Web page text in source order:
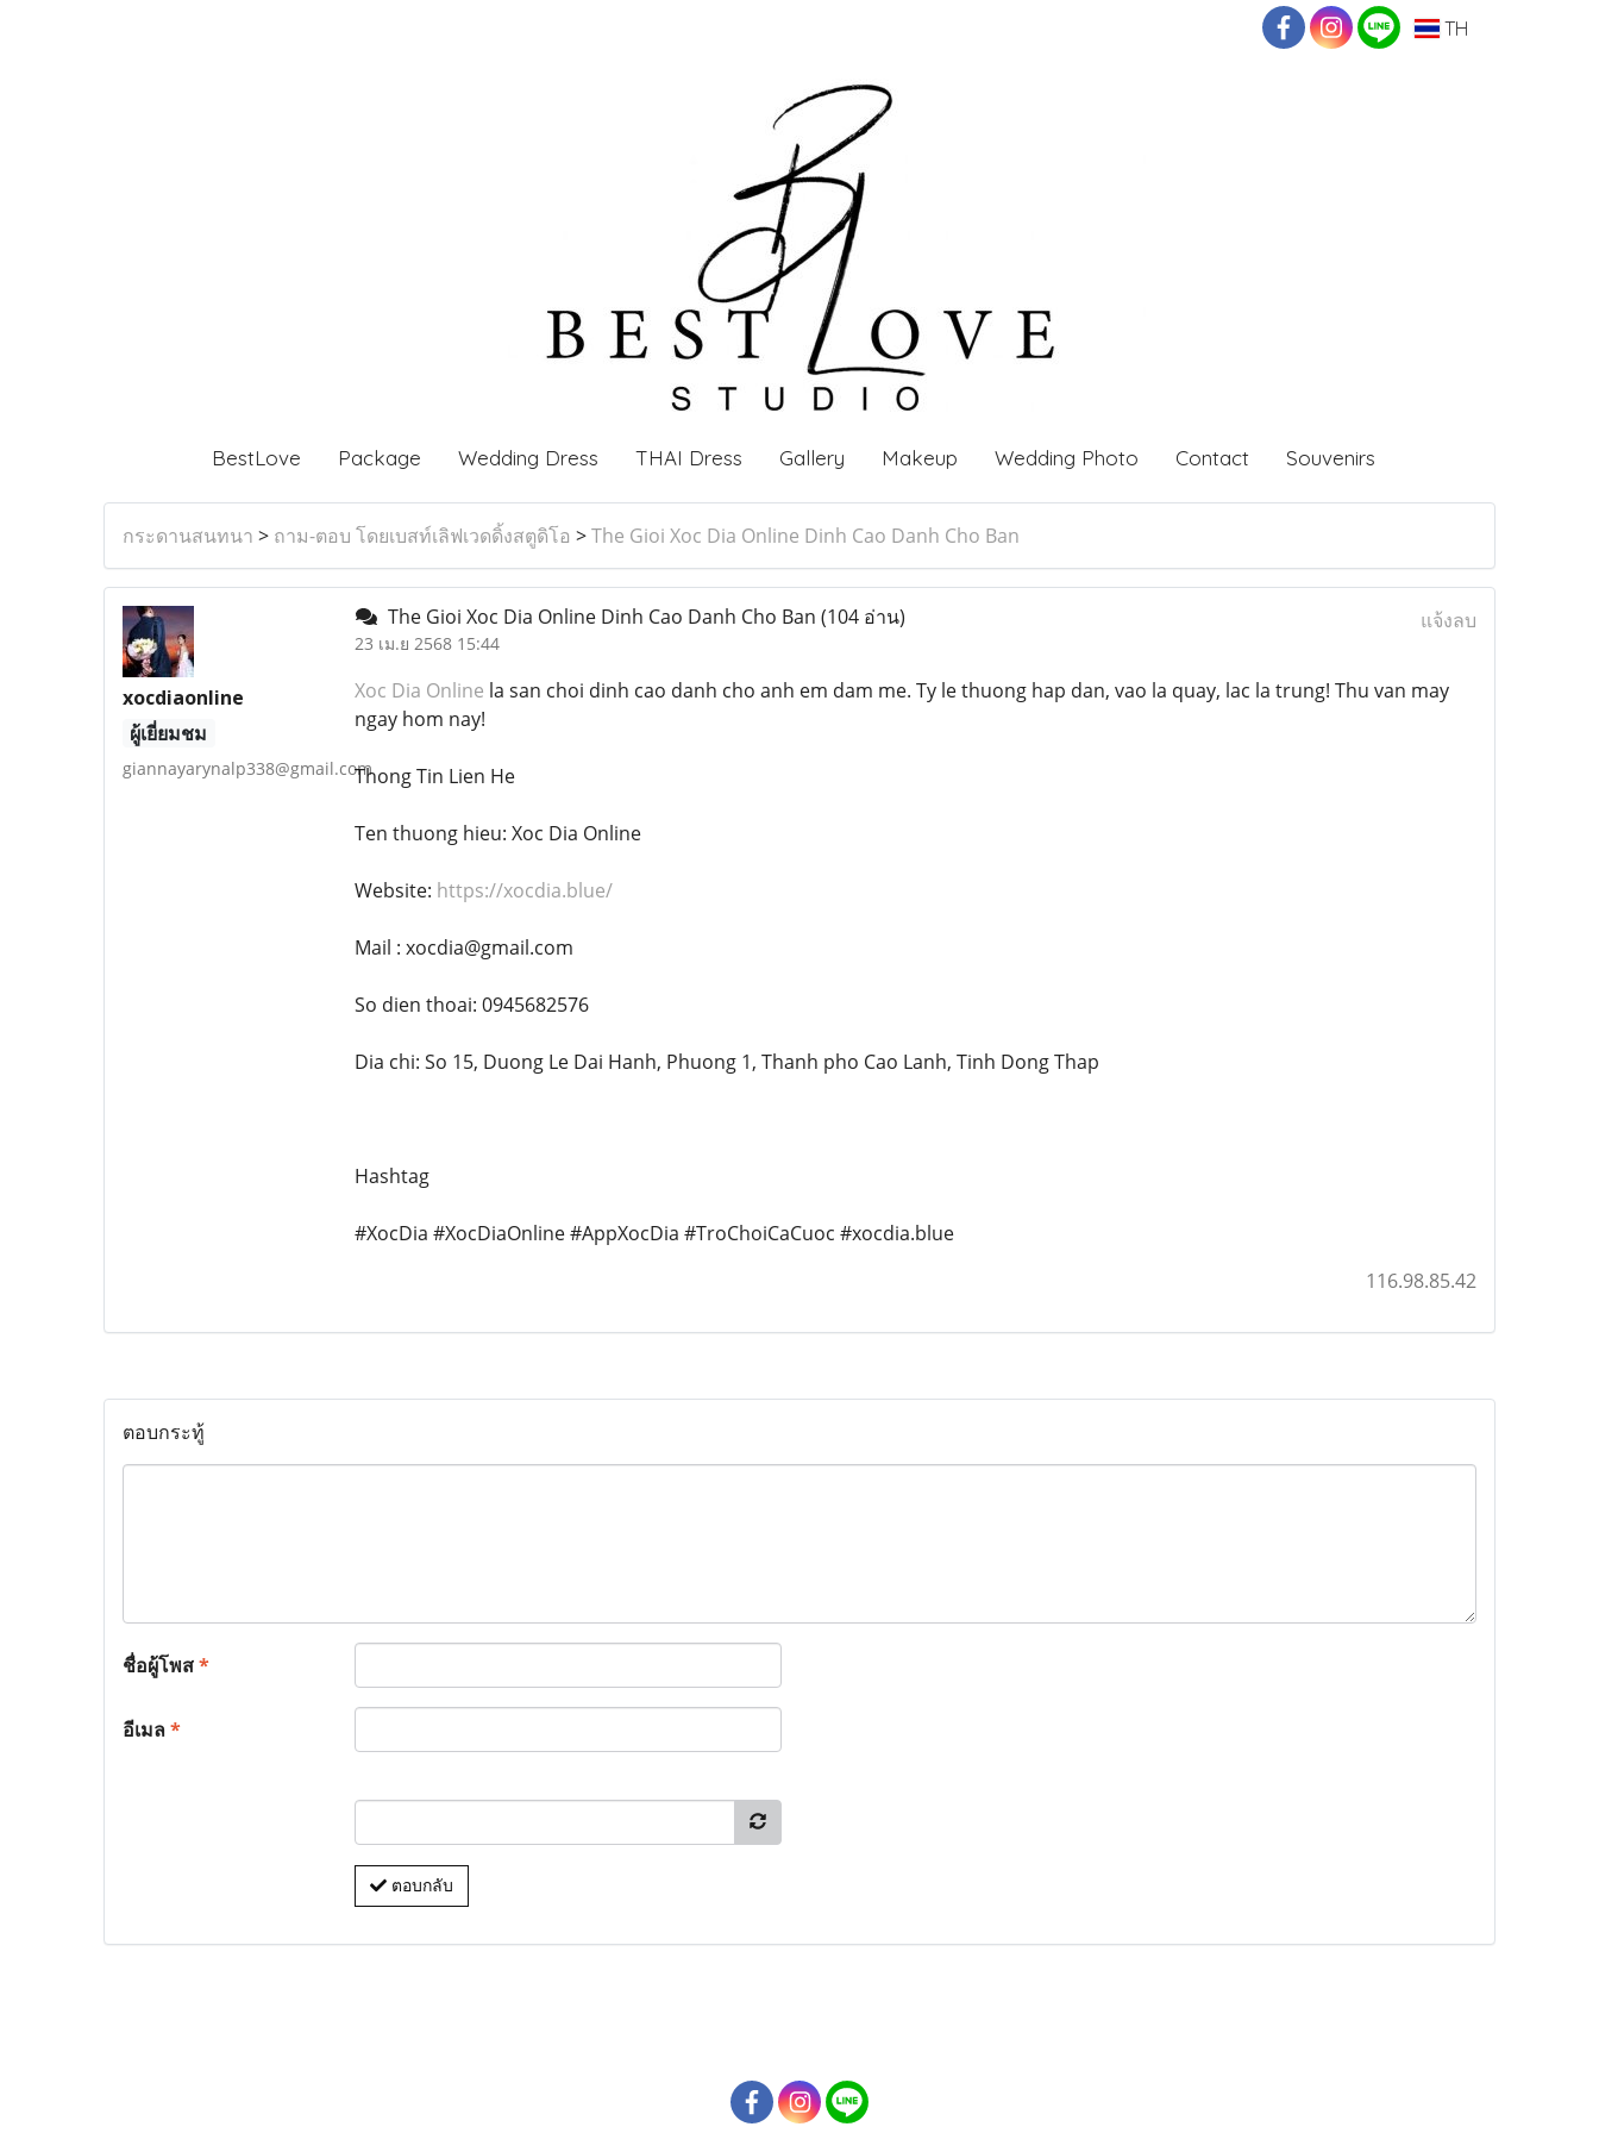
TH
BestLove Package Wedding Dress THAI Dress Gallery Makeup Wedding Photo Contact Souvenirs
กระดานสนทนา > ถาม-ตอบ โดยเบสท์เลิฟเวดดิ้งสตูดิโอ >The Gioi Xoc Dia Online Dinh Cao Danh Cho Ban
xocdiaonline
ผู้เยี่ยมชม
giannayarynalp338@gmail.com
The Gioi Xoc Dia Online Dinh Cao Danh Cho Ban (104 อ่าน)
23 เม.ย 2568 15:44
แจ้งลบ
Xoc Dia Online la san choi dinh cao danh cho anh em dam me. Ty le thuong hap dan, vao la quay, lac la trung! Thu van may
ngay hom nay!
Thong Tin Lien He
Ten thuong hieu: Xoc Dia Online
Website: https://xocdia.blue/
Mail : xocdia@gmail.com
So dien thoai: 0945682576
Dia chi: So 15, Duong Le Dai Hanh, Phuong 1, Thanh pho Cao Lanh, Tinh Dong Thap
Hashtag
#XocDia #XocDiaOnline #AppXocDia #TroChoiCaCuoc #xocdia.blue
116.98.85.42
ตอบกระทู้
ชื่อผู้โพส*
อีเมล*
ตอบกลับ